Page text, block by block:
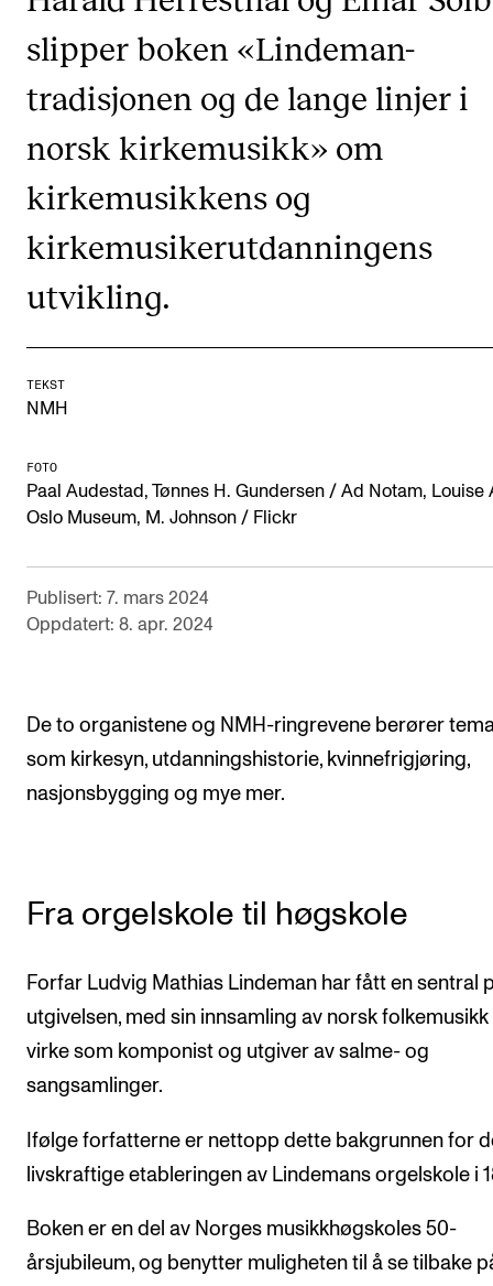
INTERNASJONALT
Utveksling
Internasjonal strategi
Samarbeidsprosjekter
IN.TUNE
Arrangementer og konserter
Nyheter og historier
Ledige stillinger
Kontakt oss
slipper boken «Lindeman-
tradisjonen og de lange linjer i
norsk kirkemusikk» om
kirkemusikkens og
kirkemusikerutdanningens
utvikling.
TEKST
NMH
FOTO
Paal Audestad, Tønnes H. Gundersen / Ad Notam, Louise
Oslo Museum, M. Johnson / Flickr
Publisert: 7. mars 2024
Oppdatert: 8. apr. 2024
De to organistene og NMH-ringrevene berører
som kirkesyn, utdanningshistorie, kvinnefrigjøring,
nasjonsbygging og mye mer.
Fra orgelskole til høgskole
Forfar Ludvig Mathias Lindeman har fått en sentral
utgivelsen, med sin innsamling av norsk
virke som komponist og utgiver av salme- og
sangsamlinger.
Ifølge forfatterne er nettopp dette bakgrunnen for
livskraftige etableringen av Lindemans orgelskole i
Boken er en del av Norges musikkhøgskoles 50-
årsjubileum, og benytter muligheten til å se tilbake